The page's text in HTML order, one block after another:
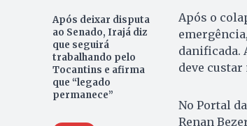
Após deixar disputa
ao Senado, Irajá diz
que seguirá
trabalhando pelo
Tocantins e afirma
que “legado
permanece”
Após o
danificada.
deve
No Portal
Renan